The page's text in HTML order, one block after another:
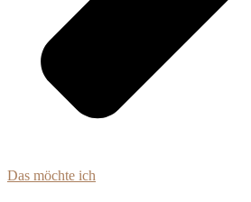
Das möchte ich